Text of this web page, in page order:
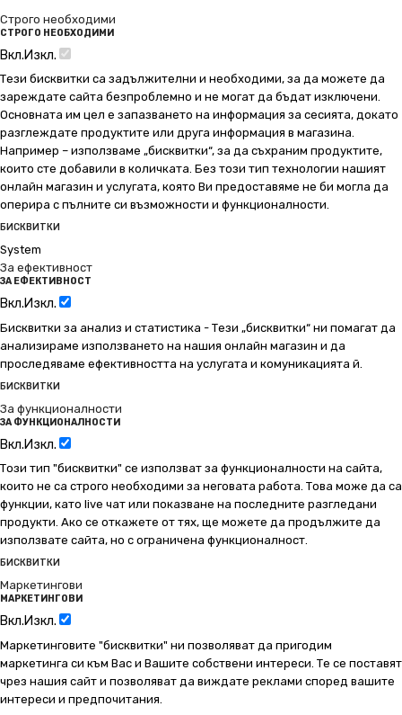
Строго необходими
СТРОГО НЕОБХОДИМИ
Вкл.Изкл.
Тези бисквитки са задължителни и необходими, за да можете да
зареждате сайта безпроблемно и не могат да бъдат изключени.
Основната им цел е запазването на информация за сесията, докато
разглеждате продуктите или друга информация в магазина.
Например – използваме „бисквитки“, за да съхраним продуктите,
които сте добавили в количката. Без този тип технологии нашият
онлайн магазин и услугата, която Ви предоставяме не би могла да
оперира с пълните си възможности и функционалности.
БИСКВИТКИ
System
За ефективност
ЗА ЕФЕКТИВНОСТ
Вкл.Изкл.
Бисквитки за анализ и статистика - Тези „бисквитки“ ни помагат да
анализираме използването на нашия онлайн магазин и да
проследяваме ефективността на услугата и комуникацията й.
БИСКВИТКИ
За функционалности
ЗА ФУНКЦИОНАЛНОСТИ
Вкл.Изкл.
Този тип "бисквитки" се използват за функционалности на сайта,
които не са строго необходими за неговата работа. Това може да са
функции, като live чат или показване на последните разгледани
продукти. Ако се откажете от тях, ще можете да продължите да
използвате сайта, но с ограничена функционалност.
БИСКВИТКИ
Маркетингови
МАРКЕТИНГОВИ
Вкл.Изкл.
Маркетинговите "бисквитки" ни позволяват да пригодим
маркетинга си към Вас и Вашите собствени интереси. Те се поставят
чрез нашия сайт и позволяват да виждате реклами според вашите
интереси и предпочитания.